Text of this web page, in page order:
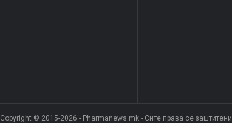
Copyright © 2015-2026 - Pharmanews.mk - Сите права се заштитени